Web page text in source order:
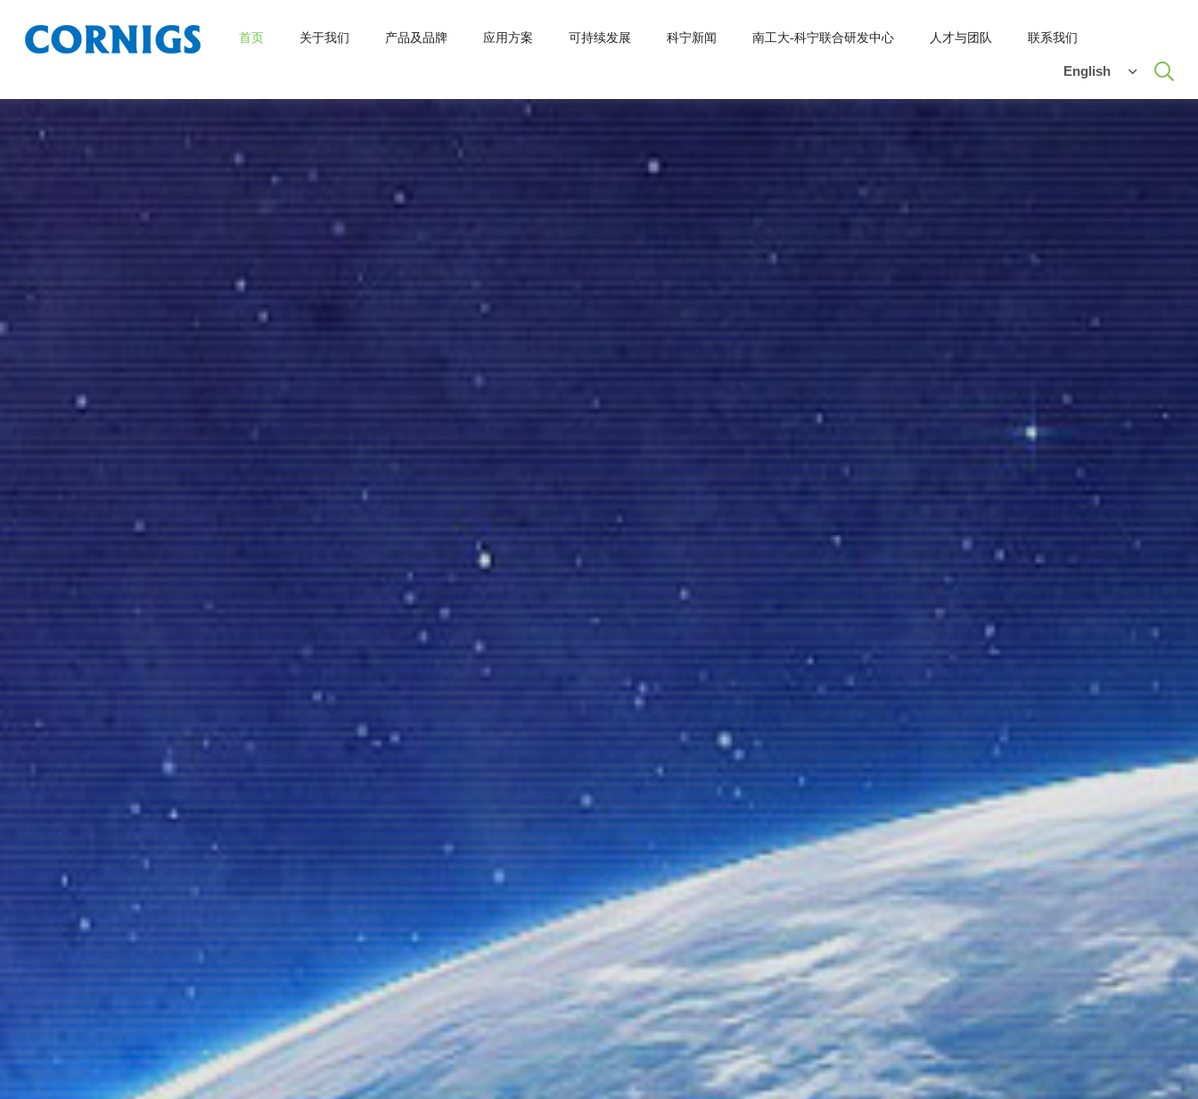
首页 关于我们 产品及品牌 应用方案 可持续发展 科宁新闻 南工大-科宁联合研发中心 人才与团队 联系我们
English